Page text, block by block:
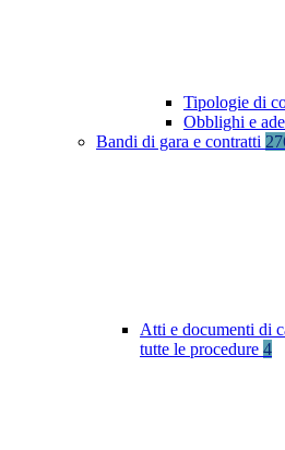
Tipologie di
Obblighi e
Bandi di gara e contratti
Atti e documenti di
tutte le procedure 4